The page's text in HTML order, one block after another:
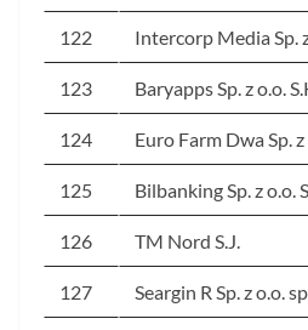
122 Intercorp Media Sp.
123 Baryapps Sp. z o.o.
124 Euro Farm Dwa Sp. z
125 Bilbanking Sp. z o.o.
126 TM Nord S.J.
127 Seargin R Sp. z o.o.